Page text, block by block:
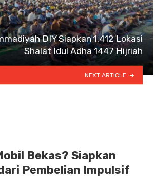
DIY Siapkan 1.412 Lokasi
Shalat Idul Adha 1447 Hijriah
NEXT ARTICLE
Bekas? Siapkan
Pembelian Impulsif